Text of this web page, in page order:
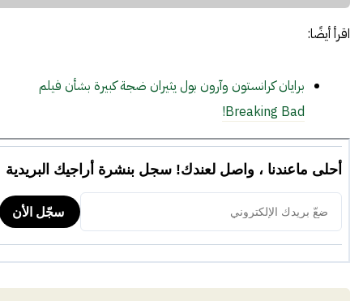
اقرأ أيضًا:
برايان كرانستون وآرون بول يثيران ضجة كبيرة بشأن فيلم
Breaking Bad!